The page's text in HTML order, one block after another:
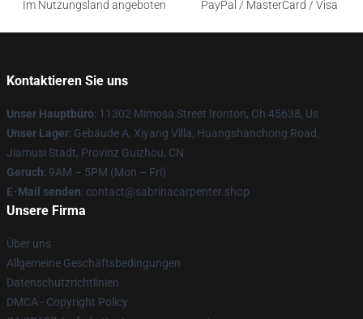
Im Nutzungsland angeboten
PayPal / MasterCard / Visa
Kontaktieren Sie uns
Unser Hauptbüro: 11302 Mimosa Street Ironton, Oh 45638, Us
Unser Lager: Gebäude A, Xiyang Villa, Huangshanchong Road,
Jiamusi Stadt, Provinz Guizhou, CN
Geruch: 9AM – 5PM (Mon – Fri)
E-Mail senden: contact@sabrinacarpenter.shop
Unsere Firma
Über uns
Allgemeine Geschäftsbedingungen
Datenschutzrichtlinien
DMCA - Copyright Policy